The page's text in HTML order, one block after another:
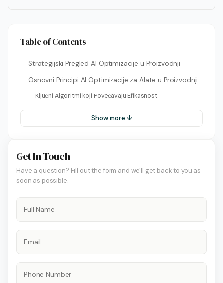
Table of Contents
Strategijski Pregled AI Optimizacije u Proizvodnji
Osnovni Principi AI Optimizacije za Alate u Proizvodnji
Ključni Algoritmi koji Povećavaju Efikasnost
Show more ↓
Get In Touch
Have a question? Fill out the form and we'll get back to you as
soon as possible.